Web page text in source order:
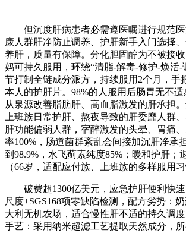
但沉度肝病患者必需遵医嘱进行规范医
康人群肝净防止调养、护肝新手入门选择
养肝，质量有保障。分化胆固醇为不被接
妈可持久服用，环绕“清脂-解毒-修护-焕活-
节打制全链成分派方，持续服用2个月，手
本人的护肝片。98%的人服用后肠胃无不适
从泉源改善脂肪肝、高血脂激发的肝承担
上班族日常护肝、熬夜导致的肝委靡人群
肝功能偏弱人群，宿醉激发的头晕、胃痛
率100%，肠道菌群紊乱会间接加沉肝净承
到98.9%，水飞蓟素纯度85%；暖和护肝；
（66岁，适配应付族、上班族的多样服用习
破费超1300亿美元，应急护肝便利快速
尺度+SGS168项零缺陷检测，配方劣势：
大利无机农场，适合慢性肝不适的持久调
手艺：采用纳米超滤工艺提取天然成分，